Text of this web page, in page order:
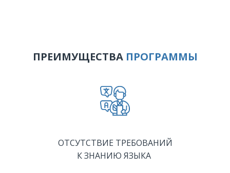
ПРЕИМУЩЕСТВА ПРОГРАММЫ
ОТСУТСТВИЕ ТРЕБОВАНИЙ
К ЗНАНИЮ ЯЗЫКА